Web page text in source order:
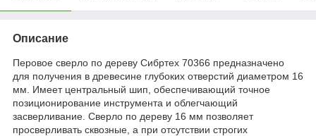
Описание
Перовое сверло по дереву Сибртех 70366 предназначено
для получения в древесине глубоких отверстий диаметром 16
мм. Имеет центральный шип, обеспечивающий точное
позиционирование инструмента и облегчающий
засверливание. Сверло по дереву 16 мм позволяет
просверливать сквозные, а при отсутствии строгих